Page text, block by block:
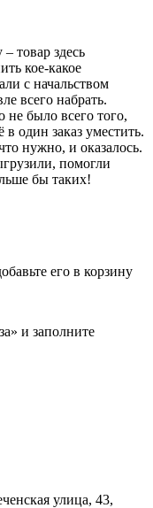
товар здесь
кое-какое
с начальством
всего набрать.
было всего того,
один заказ уместить.
нужно, и оказалось.
помогли
бы таких!
его в корзину
и заполните
улица, 43,